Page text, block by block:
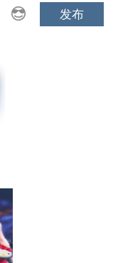
发布